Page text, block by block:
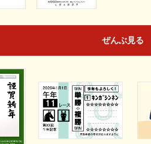
ぜんぶ見る